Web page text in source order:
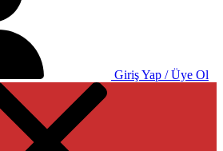
Giriş Yap / Üye Ol